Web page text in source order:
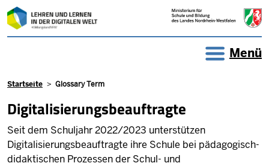
Direkt zum Inhalt
Menü
Pfadnavigation
Startseite Glossary Term
Digitalisierungsbeauftragte
Seit dem Schuljahr 2022/2023 unterstützen
Digitalisierungsbeauftragte ihre Schule bei pädagogisch-
didaktischen Prozessen der Schul- und